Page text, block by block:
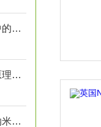
实验室分散机在高粘度物料处理中的应用与挑战
瑞士Kinematica实验室分散机的原理介绍
实验室分散机与材料科学：促进纳米材料的研发